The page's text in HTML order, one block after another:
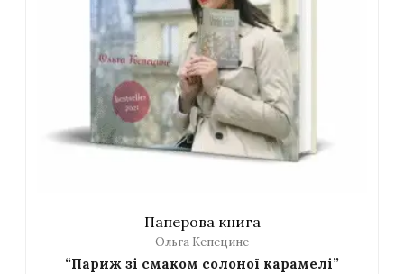
Паперова книга
Ольга Кепецине
“Париж зі смаком солоної карамелі”